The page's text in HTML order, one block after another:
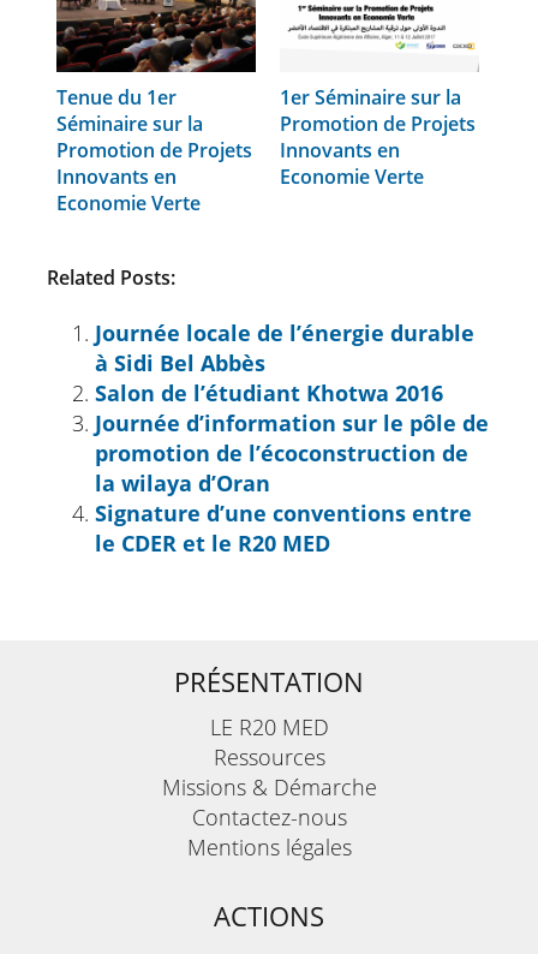
Tenue du 1er
Séminaire sur la
Promotion de Projets
Innovants en
Economie Verte
1er Séminaire sur la
Promotion de Projets
Innovants en
Economie Verte
Related Posts:
Journée locale de l’énergie durable
à Sidi Bel Abbès
Salon de l’étudiant Khotwa 2016
Journée d’information sur le pôle de
promotion de l’écoconstruction de
la wilaya d’Oran
Signature d’une conventions entre
le CDER et le R20 MED
PRÉSENTATION
LE R20 MED
Ressources
Missions & Démarche
Contactez-nous
Mentions légales
ACTIONS